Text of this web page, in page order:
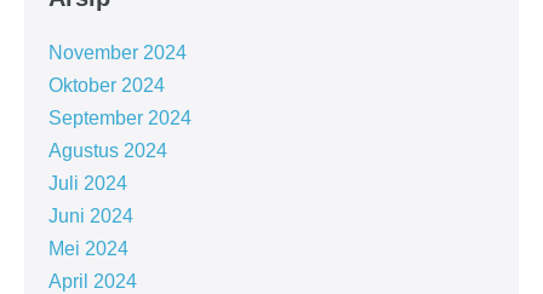
November 2024
Oktober 2024
September 2024
Agustus 2024
Juli 2024
Juni 2024
Mei 2024
April 2024